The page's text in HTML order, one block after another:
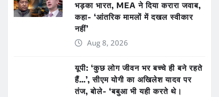
भड़का भारत, MEA ने दिया करारा जवाब,
कहा- ‘आंतरिक मामलों में दखल स्वीकार
नहीं’
Aug 8, 2026
यूपी: ‘कुछ लोग जीवन भर बच्चे ही बने रहते
हैं…’, सीएम योगी का अखिलेश यादव पर
तंज, बोले- ‘बबुआ भी यही करते थे।